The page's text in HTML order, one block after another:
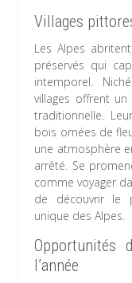
Villages
Les Alpes
préservés qui
intemporel.
villages offrent
traditionnelle.
bois ornées de
une atmosphère
arrêté. Se
comme voyager
de découvrir le
unique des Alpes.
Opportunités
l’année